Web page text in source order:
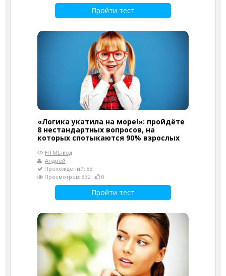
Пройти тест
«Логика укатила на море!»: пройдёте
8 нестандартных вопросов, на
которых спотыкаются 90% взрослых
HTML-код
Андрей
Прохождений: 83
Просмотров: 332
0
Пройти тест